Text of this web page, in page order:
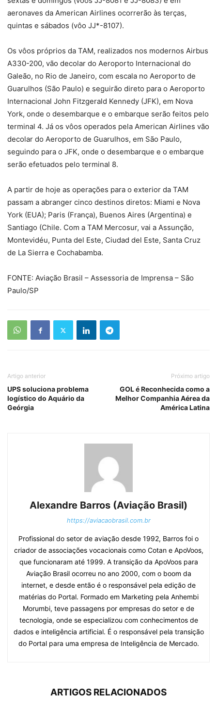
aeronaves da American Airlines ocorrerão às terças,
quintas e sábados (vôo JJ*-8107).
Os vôos próprios da TAM, realizados nos modernos Airbus
A330-200, vão decolar do Aeroporto Internacional do
Galeão, no Rio de Janeiro, com escala no Aeroporto de
Guarulhos (São Paulo) e seguirão direto para o Aeroporto
Internacional John Fitzgerald Kennedy (JFK), em Nova
York, onde o desembarque e o embarque serão feitos pelo
terminal 4. Já os vôos operados pela American Airlines vão
decolar do Aeroporto de Guarulhos, em São Paulo,
seguindo para o JFK, onde o desembarque e o embarque
serão efetuados pelo terminal 8.
A partir de hoje as operações para o exterior da TAM
passam a abranger cinco destinos diretos: Miami e Nova
York (EUA); Paris (França), Buenos Aires (Argentina) e
Santiago (Chile. Com a TAM Mercosur, vai a Assunção,
Montevidéu, Punta del Este, Ciudad del Este, Santa Cruz
de La Sierra e Cochabamba.
FONTE: Aviação Brasil – Assessoria de Imprensa – São
Paulo/SP
Artigo anterior
UPS soluciona problema
logístico do Aquário da
Geórgia
Próximo artigo
GOL é Reconhecida como a
Melhor Companhia Aérea da
América Latina
Alexandre Barros (Aviação Brasil)
https://aviacaobrasil.com.br
Profissional do setor de aviação desde 1992, Barros foi o
criador de associações vocacionais como Cotan e ApoVoos,
que funcionaram até 1999. A transição da ApoVoos para
Aviação Brasil ocorreu no ano 2000, com o boom da
internet, e desde então é o responsável pela edição de
matérias do Portal. Formado em Marketing pela Anhembi
Morumbi, teve passagens por empresas do setor e de
tecnologia, onde se especializou com conhecimentos de
dados e inteligência artificial. É o responsável pela transição
do Portal para uma empresa de Inteligência de Mercado.
ARTIGOS RELACIONADOS